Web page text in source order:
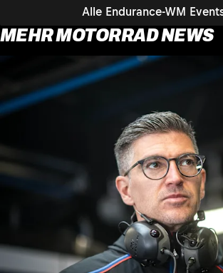
Alle Endurance-WM
MEHR MOTORRAD NEWS